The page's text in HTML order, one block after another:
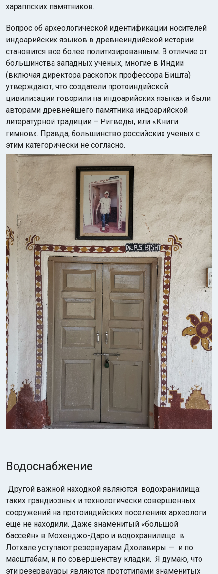
хараппских памятников.
Вопрос об археологической идентификации носителей
индоарийских языков в древнеиндийской истории
становится все более политизированным. В отличие от
большинства западных ученых, многие в Индии
(включая директора раскопок профессора Бишта)
утверждают, что создатели протоиндийской
цивилизации говорили на индоарийских языках и были
авторами древнейшего памятника индоарийской
литературной традиции – Ригведы, или «Книги
гимнов». Правда, большинство российских ученых с
этим категорически не согласно.
Водоснабжение
Другой важной находкой являются водохранилища:
таких грандиозных и технологически совершенных
сооружений на протоиндийских поселениях археологи
еще не находили. Даже знаменитый «большой
бассейн» в Мохенджо-Даро и водохранилище в
Лотхале уступают резервуарам Дхолавиры — и по
масштабам, и по совершенству кладки. Я думаю, что
эти резервауары являются прототипами знаменитых